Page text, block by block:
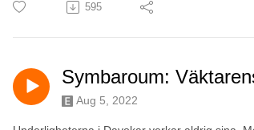
595
Symbaroum:
Aug 5, 2022